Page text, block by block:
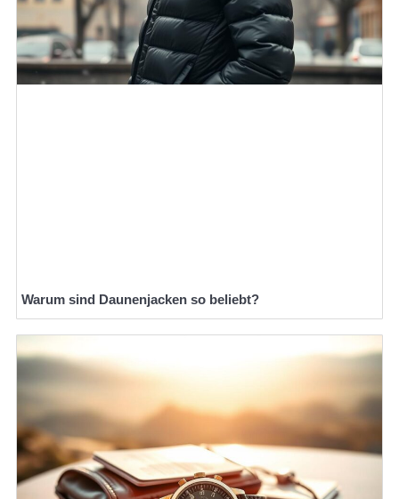
Warum sind Daunenjacken so beliebt?